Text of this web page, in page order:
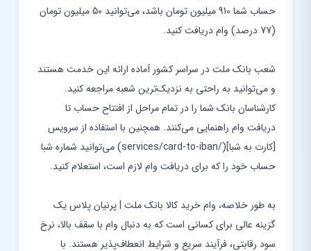
حساب شما 910 میلیون تومان باشد، می‌توانید 50 میلیون تومان
(77 درصد) وام دریافت کنید.
شعب بانک ملت در سراسر کشور آماده ارائه این خدمت هستند
و می‌توانید به راحتی به نزدیک‌ترین شعبه مراجعه کنید.
کارشناسان بانک شما را در تمام مراحل از افتتاح حساب تا
دریافت وام راهنمایی می‌کنند. همچنین با استفاده از سرویس
[کارت به شبا](/services/card-to-iban) می‌توانید شماره شبا
حساب خود را که برای دریافت وام لازم است، استعلام کنید.
به طور خلاصه، وام خرید کالا بانک ملت | پرنیان پلاس یک
گزینه عالی برای کسانی است که به دنبال وام با سقف بالا، نرخ
سود رقابتی، فرآیند سریع و شرایط انعطاف‌پذیر هستند. با